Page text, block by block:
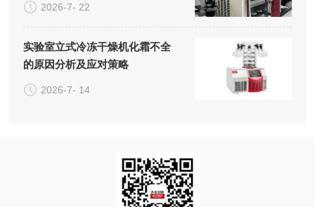
2026-7- 22
实验室立式冷冻干燥机化霜不全
的原因分析及应对策略
2026-7- 14